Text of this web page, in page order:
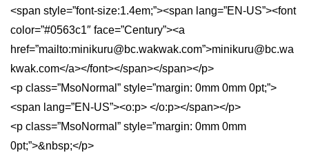
<span style=”font-size:1.4em;”><span lang=”EN-US”><font
color=”#0563c1″ face=”Century”><a
href=”mailto:minikuru@bc.wakwak.com”>minikuru@bc.wa
kwak.com</a></font></span></span></p>
<p class=”MsoNormal” style=”margin: 0mm 0mm 0pt;”>
<span lang=”EN-US”><o:p> </o:p></span></p>
<p class=”MsoNormal” style=”margin: 0mm 0mm
0pt;”>&nbsp;</p>